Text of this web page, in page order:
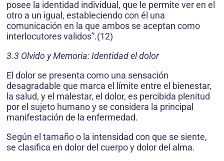
posee la identidad individual, que le permite ver en el
otro a un igual, estableciendo con él una
comunicación en la que ambos se aceptan como
interlocutores validos”.(12)
3.3 Olvido y Memoria: Identidad el dolor
El dolor se presenta como una sensación
desagradable que marca el límite entre el bienestar,
la salud, y el malestar, el dolor, es percibida plenitud
por el sujeto humano y se considera la principal
manifestación de la enfermedad.
Según el tamaño o la intensidad con que se siente,
se clasifica en dolor del cuerpo y dolor del alma.